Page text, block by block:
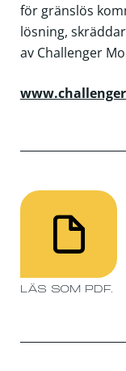
för gränslös
lösning,
av Challenger
LÄS SOM PDF.